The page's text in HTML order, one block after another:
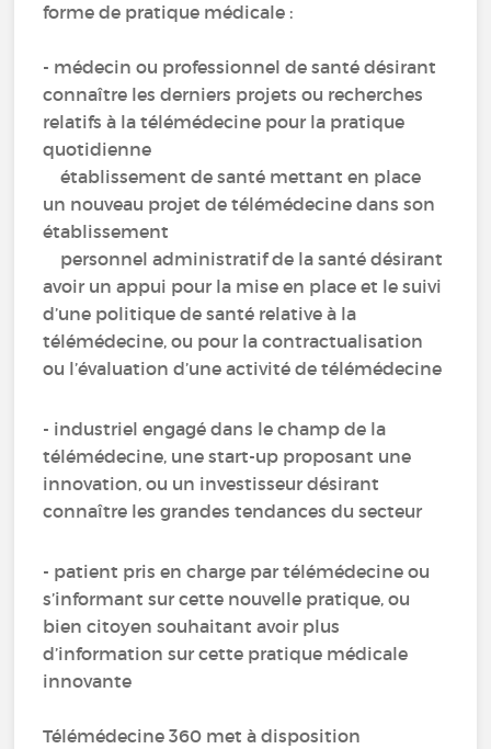
forme de pratique médicale :
- médecin ou professionnel de santé désirant
connaître les derniers projets ou recherches
relatifs à la télémédecine pour la pratique
quotidienne
établissement de santé mettant en place
un nouveau projet de télémédecine dans son
établissement
personnel administratif de la santé désirant
avoir un appui pour la mise en place et le suivi
d’une politique de santé relative à la
télémédecine, ou pour la contractualisation
ou l’évaluation d’une activité de télémédecine
- industriel engagé dans le champ de la
télémédecine, une start-up proposant une
innovation, ou un investisseur désirant
connaître les grandes tendances du secteur
- patient pris en charge par télémédecine ou
s’informant sur cette nouvelle pratique, ou
bien citoyen souhaitant avoir plus
d’information sur cette pratique médicale
innovante
Télémédecine 360 met à disposition